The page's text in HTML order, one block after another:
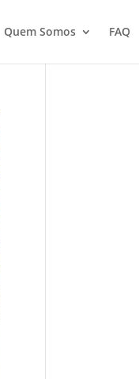
Quem Somos FAQ